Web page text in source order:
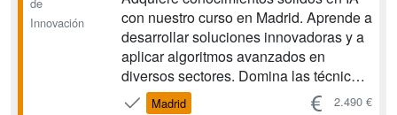
Innovación
con nuestro curso en Madrid. Aprende a
desarrollar soluciones innovadoras y a
aplicar algoritmos avanzados en
diversos sectores. Domina las técnicas
de Machine Learning, Deep Learning y
Madrid 2.490 €